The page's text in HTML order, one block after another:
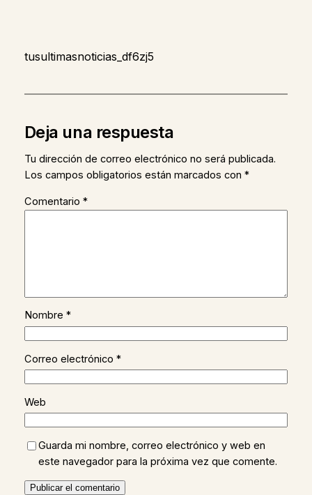
tusultimasnoticias_df6zj5
Deja una respuesta
Tu dirección de correo electrónico no será publicada.
Los campos obligatorios están marcados con *
Comentario *
Nombre *
Correo electrónico *
Web
Guarda mi nombre, correo electrónico y web en
este navegador para la próxima vez que comente.